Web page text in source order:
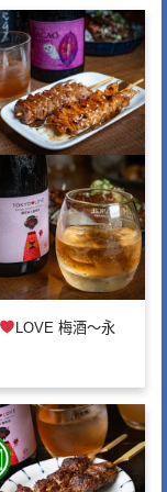
LOVE 梅酒～永